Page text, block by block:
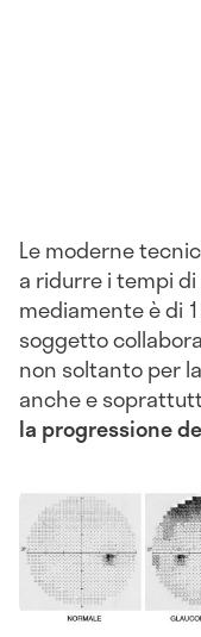
Le moderne
a ridurre i tempi di
mediamente è di
soggetto
non soltanto per la
anche e
la progressione